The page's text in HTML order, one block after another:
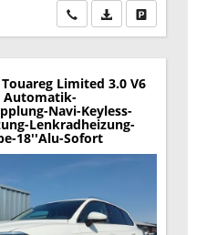
Wir rufen Sie an
PDF-Datei,Drucken,
Limited 3.0 V6
Automatik-
Navi-Keyless-
Lenkradheizung-
18''Alu-Sofort